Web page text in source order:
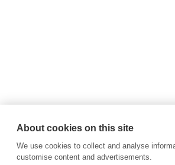
About cookies on this site
We use cookies to collect and analyse
customise content and advertisements.